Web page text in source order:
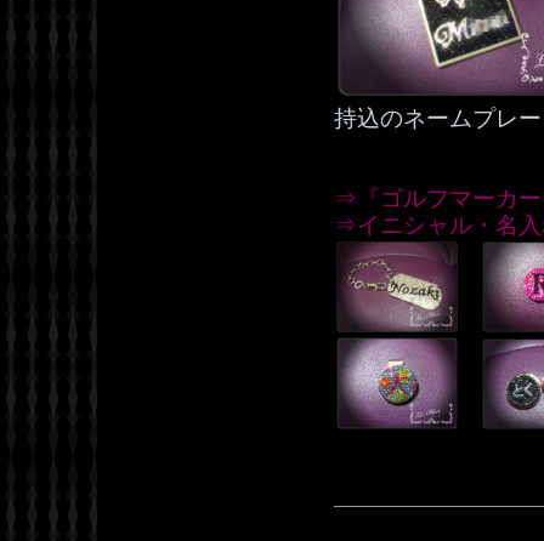
持込のネームプレ
⇒『ゴルフマーカ
⇒イニシャル・名